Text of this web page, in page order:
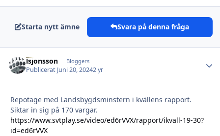
Starta nytt ämne Svara på denna fråga
lsjonsson Bloggers
Publicerat Juni 20, 20242 yr
Repotage med Landsbygdsminstern i kvällens rapport.
Siktar in sig på 170 vargar.
https://www.svtplay.se/video/ed6rVVX/rapport/ikvall-19-30?
id=ed6rVVX